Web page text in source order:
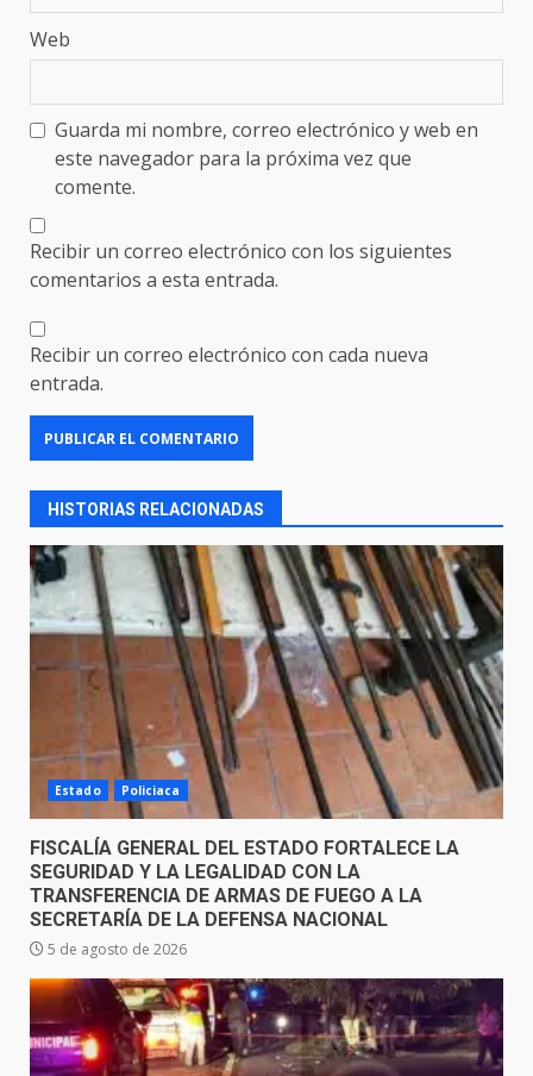
Web
Guarda mi nombre, correo electrónico y web en
este navegador para la próxima vez que
comente.
Recibir un correo electrónico con los siguientes
comentarios a esta entrada.
Recibir un correo electrónico con cada nueva
entrada.
HISTORIAS RELACIONADAS
Estado Policiaca
FISCALÍA GENERAL DEL ESTADO FORTALECE LA
SEGURIDAD Y LA LEGALIDAD CON LA
TRANSFERENCIA DE ARMAS DE FUEGO A LA
SECRETARÍA DE LA DEFENSA NACIONAL
5 de agosto de 2026